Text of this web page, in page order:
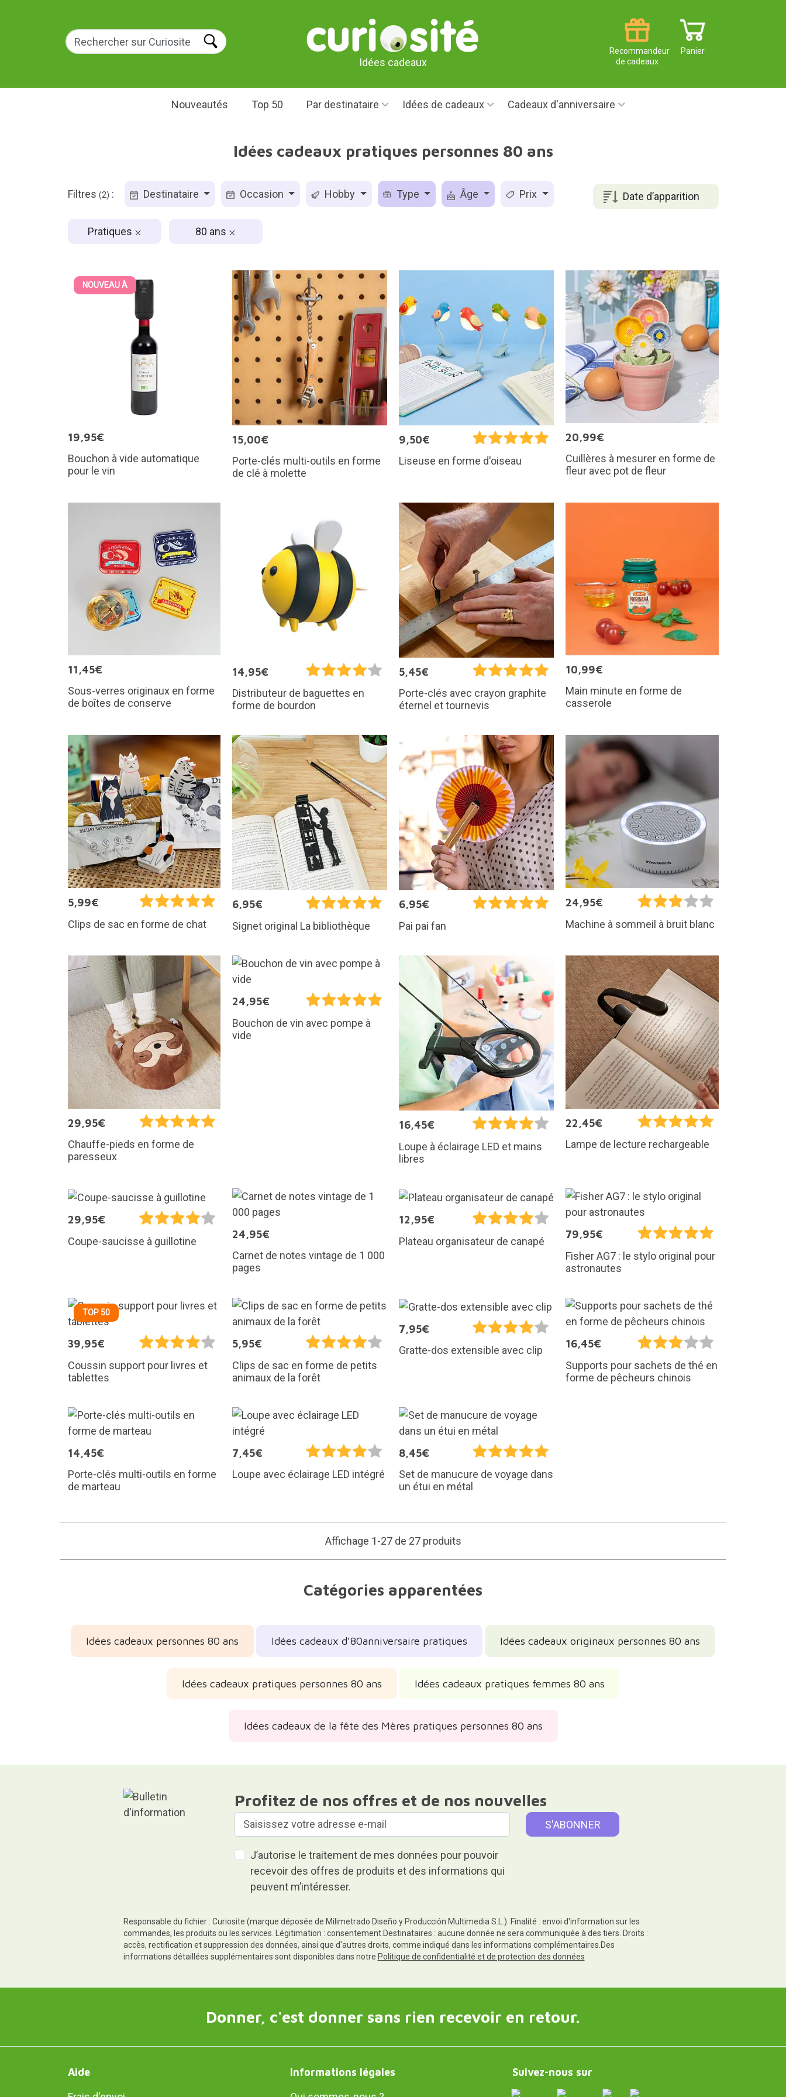
Idées cadeaux
Panier
Recommandeur
de cadeaux
Nouveautés Top 50 Par destinataire Idées de cadeaux Cadeaux d'anniversaire
Idées cadeaux pratiques personnes 80 ans
Date d’apparition
Filtres (2) : Destinataire Occasion Hobby Type Âge Prix
Pratiques 80 ans
NOUVEAU À
19,95€
Bouchon à vide automatique
pour le vin
15,00€
Porte-clés multi-outils en forme
de clé à molette
9,50€
Liseuse en forme d'oiseau
20,99€
Cuillères à mesurer en forme de
fleur avec pot de fleur
11,45€
Sous-verres originaux en forme
de boîtes de conserve
14,95€
Distributeur de baguettes en
forme de bourdon
5,45€
Porte-clés avec crayon graphite
éternel et tournevis
10,99€
Main minute en forme de
casserole
5,99€
Clips de sac en forme de chat
6,95€
Signet original La bibliothèque
6,95€
Pai pai fan
24,95€
Machine à sommeil à bruit blanc
29,95€
Chauffe-pieds en forme de
paresseux
24,95€
Bouchon de vin avec pompe à
vide
16,45€
Loupe à éclairage LED et mains
libres
22,45€
Lampe de lecture rechargeable
29,95€
Coupe-saucisse à guillotine
24,95€
Carnet de notes vintage de 1 000
pages
12,95€
Plateau organisateur de canapé
79,95€
Fisher AG7 : le stylo original pour
astronautes
TOP 50
39,95€
Coussin support pour livres et
tablettes
5,95€
Clips de sac en forme de petits
animaux de la forêt
7,95€
Gratte-dos extensible avec clip
16,45€
Supports pour sachets de thé en
forme de pêcheurs chinois
14,45€
Porte-clés multi-outils en forme
de marteau
7,45€
Loupe avec éclairage LED intégré
8,45€
Set de manucure de voyage dans
un étui en métal
Affichage 1-27 de 27 produits
Catégories apparentées
Idées cadeaux personnes 80 ans Idées cadeaux d’80anniversaire pratiques Idées cadeaux originaux personnes 80 ans
Idées cadeaux pratiques personnes 80 ans Idées cadeaux pratiques femmes 80 ans
Idées cadeaux de la fête des Mères pratiques personnes 80 ans
Profitez de nos offres et de nos nouvelles
J’autorise le traitement de mes données pour pouvoir
recevoir des offres de produits et des informations qui
peuvent m’intéresser.
Responsable du fichier : Curiosite (marque déposée de Milimetrado Diseño y Producción Multimedia S.L.). Finalité : envoi d'information sur les
commandes, les produits ou les services. Légitimation : consentement.Destinataires : aucune donnée ne sera communiquée à des tiers. Droits :
accès, rectification et suppression des données, ainsi que d'autres droits, comme indiqué dans les informations complémentaires.Des
informations détaillées supplémentaires sont disponibles dans notre Politique de confidentialité et de protection des données
Donner, c'est donner sans rien recevoir en retour.
Aide
Informations légales
Suivez-nous sur